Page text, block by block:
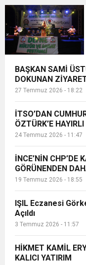
BAŞKAN SAMİ
DOKUNAN
27 Temmuz 2026 - 18:22
İTSO’DAN
ÖZTÜRK’E
24 Temmuz 2026 - 11:47
İNCE’NİN CHP’DE
GÖRÜNENDEN
19 Temmuz 2026 - 18:55
IŞIL Eczanesi
Açıldı
3 Temmuz 2026 - 11:57
HİKMET KAMİL
KALICI YATIRIM